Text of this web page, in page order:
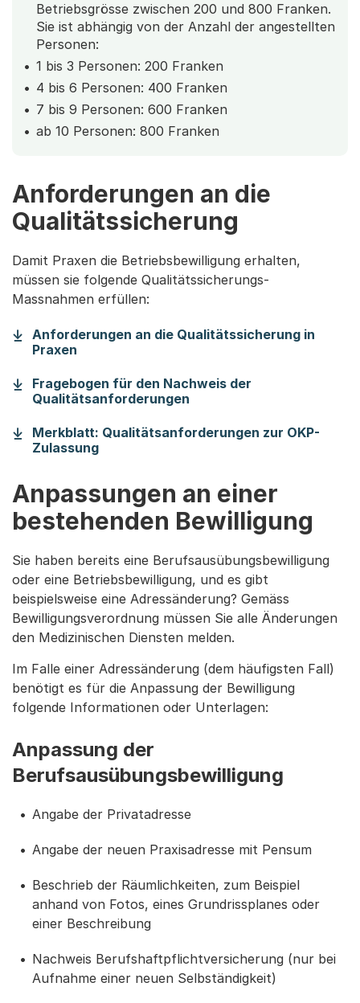
Betriebsgrösse zwischen 200 und 800 Franken.
Sie ist abhängig von der Anzahl der angestellten
Personen:
1 bis 3 Personen: 200 Franken
4 bis 6 Personen: 400 Franken
7 bis 9 Personen: 600 Franken
ab 10 Personen: 800 Franken
Anforderungen an die
Qualitätssicherung
Damit Praxen die Betriebsbewilligung erhalten,
müssen sie folgende Qualitätssicherungs-
Massnahmen erfüllen:
Anforderungen an die Qualitätssicherung in
Praxen
Fragebogen für den Nachweis der
Qualitätsanforderungen
Merkblatt: Qualitätsanforderungen zur OKP-
Zulassung(Startet einen Download)
Anpassungen an einer
bestehenden Bewilligung
Sie haben bereits eine Berufsausübungsbewilligung
oder eine Betriebsbewilligung, und es gibt
beispielsweise eine Adressänderung? Gemäss
Bewilligungsverordnung müssen Sie alle Änderungen
den Medizinischen Diensten melden.
Im Falle einer Adressänderung (dem häufigsten Fall)
benötigt es für die Anpassung der Bewilligung
folgende Informationen oder Unterlagen:
Anpassung der
Berufsausübungsbewilligung
Angabe der Privatadresse
Angabe der neuen Praxisadresse mit Pensum
Beschrieb der Räumlichkeiten, zum Beispiel
anhand von Fotos, eines Grundrissplanes oder
einer Beschreibung
Nachweis Berufshaftpflichtversicherung (nur bei
Aufnahme einer neuen Selbständigkeit)